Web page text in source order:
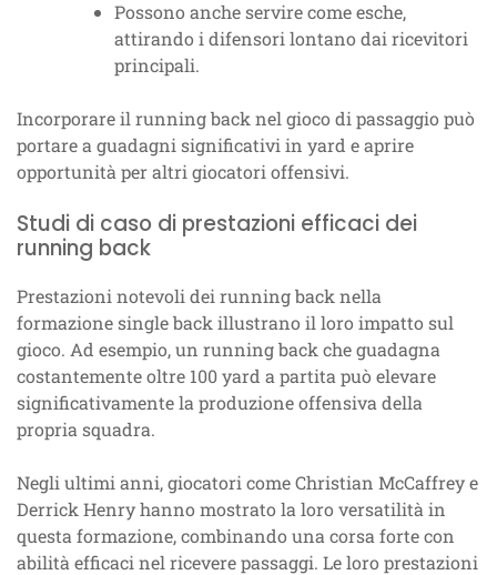
Possono anche servire come esche,
attirando i difensori lontano dai ricevitori
principali.
Incorporare il running back nel gioco di passaggio può
portare a guadagni significativi in yard e aprire
opportunità per altri giocatori offensivi.
Studi di caso di prestazioni efficaci dei
running back
Prestazioni notevoli dei running back nella
formazione single back illustrano il loro impatto sul
gioco. Ad esempio, un running back che guadagna
costantemente oltre 100 yard a partita può elevare
significativamente la produzione offensiva della
propria squadra.
Negli ultimi anni, giocatori come Christian McCaffrey e
Derrick Henry hanno mostrato la loro versatilità in
questa formazione, combinando una corsa forte con
abilità efficaci nel ricevere passaggi. Le loro prestazioni